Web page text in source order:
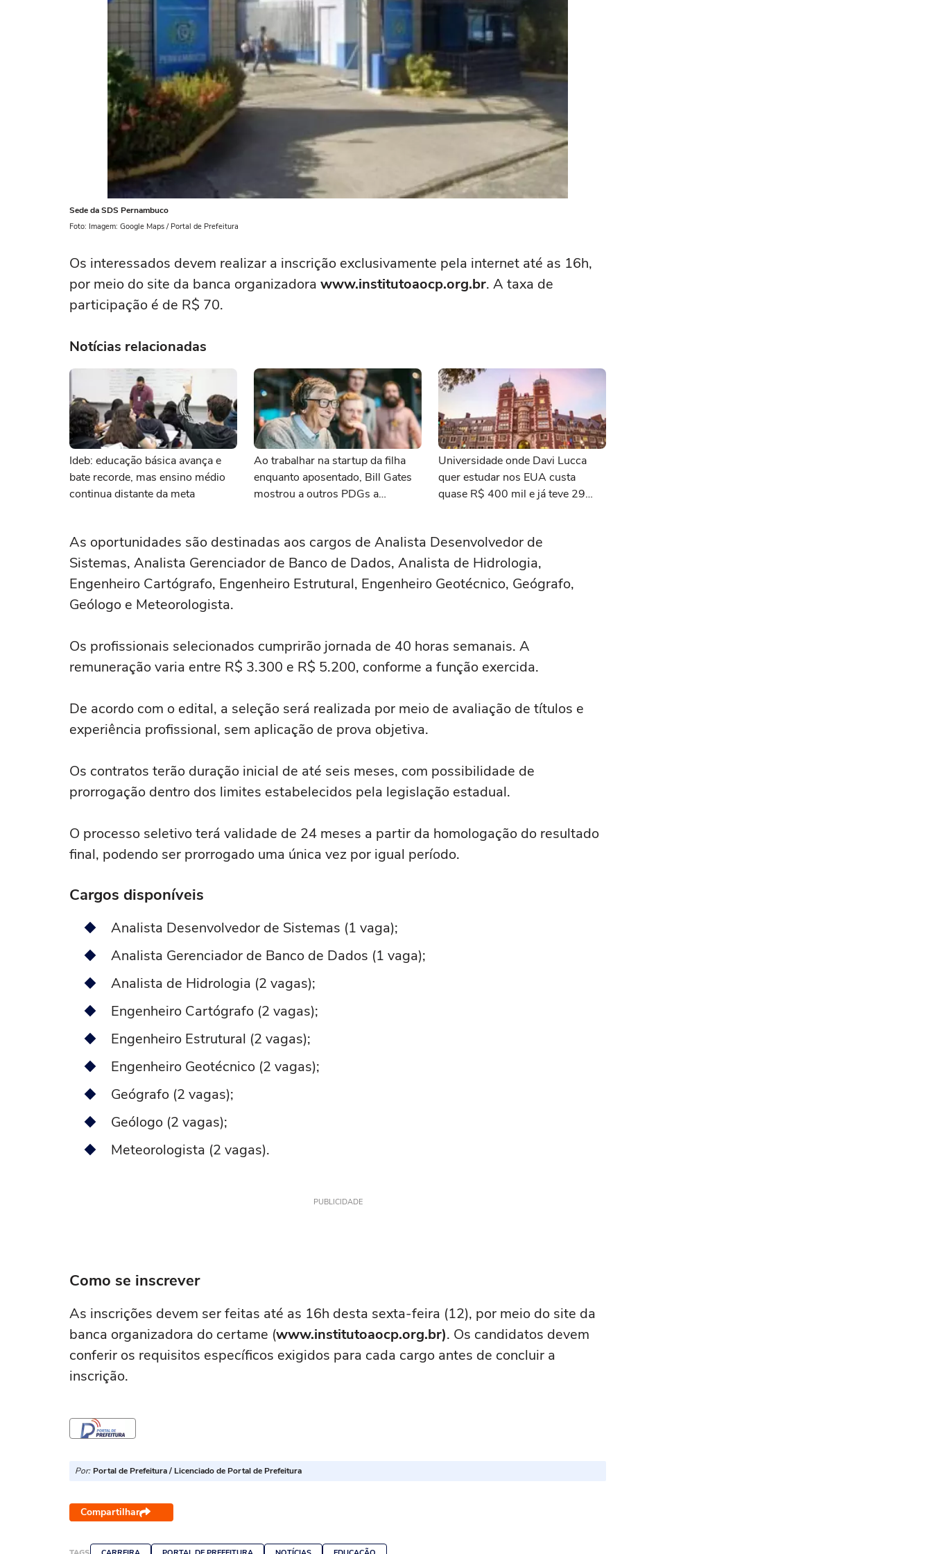
Sede da SDS Pernambuco
Foto: Imagem: Google Maps / Portal de Prefeitura
Os interessados devem realizar a inscrição exclusivamente pela internet até as 16h,
por meio do site da banca organizadora www.institutoaocp.org.br. A taxa de
participação é de R$ 70.
Notícias relacionadas
Ideb: educação básica avança e
bate recorde, mas ensino médio
continua distante da meta
Ao trabalhar na startup da filha
enquanto aposentado, Bill Gates
mostrou a outros PDGs a
Universidade onde Davi Lucca
quer estudar nos EUA custa
quase R$ 400 mil e já teve 29
As oportunidades são destinadas aos cargos de Analista Desenvolvedor de
Sistemas, Analista Gerenciador de Banco de Dados, Analista de Hidrologia,
Engenheiro Cartógrafo, Engenheiro Estrutural, Engenheiro Geotécnico, Geógrafo,
Geólogo e Meteorologista.
Os profissionais selecionados cumprirão jornada de 40 horas semanais. A
remuneração varia entre R$ 3.300 e R$ 5.200, conforme a função exercida.
De acordo com o edital, a seleção será realizada por meio de avaliação de títulos e
experiência profissional, sem aplicação de prova objetiva.
Os contratos terão duração inicial de até seis meses, com possibilidade de
prorrogação dentro dos limites estabelecidos pela legislação estadual.
O processo seletivo terá validade de 24 meses a partir da homologação do resultado
final, podendo ser prorrogado uma única vez por igual período.
Cargos disponíveis
Analista Desenvolvedor de Sistemas (1 vaga);
Analista Gerenciador de Banco de Dados (1 vaga);
Analista de Hidrologia (2 vagas);
Engenheiro Cartógrafo (2 vagas);
Engenheiro Estrutural (2 vagas);
Engenheiro Geotécnico (2 vagas);
Geógrafo (2 vagas);
Geólogo (2 vagas);
Meteorologista (2 vagas).
PUBLICIDADE
Como se inscrever
As inscrições devem ser feitas até as 16h desta sexta-feira (12), por meio do site da
banca organizadora do certame (www.institutoaocp.org.br). Os candidatos devem
conferir os requisitos específicos exigidos para cada cargo antes de concluir a
inscrição.
Por: Portal de Prefeitura / Licenciado de Portal de Prefeitura
Compartilhar